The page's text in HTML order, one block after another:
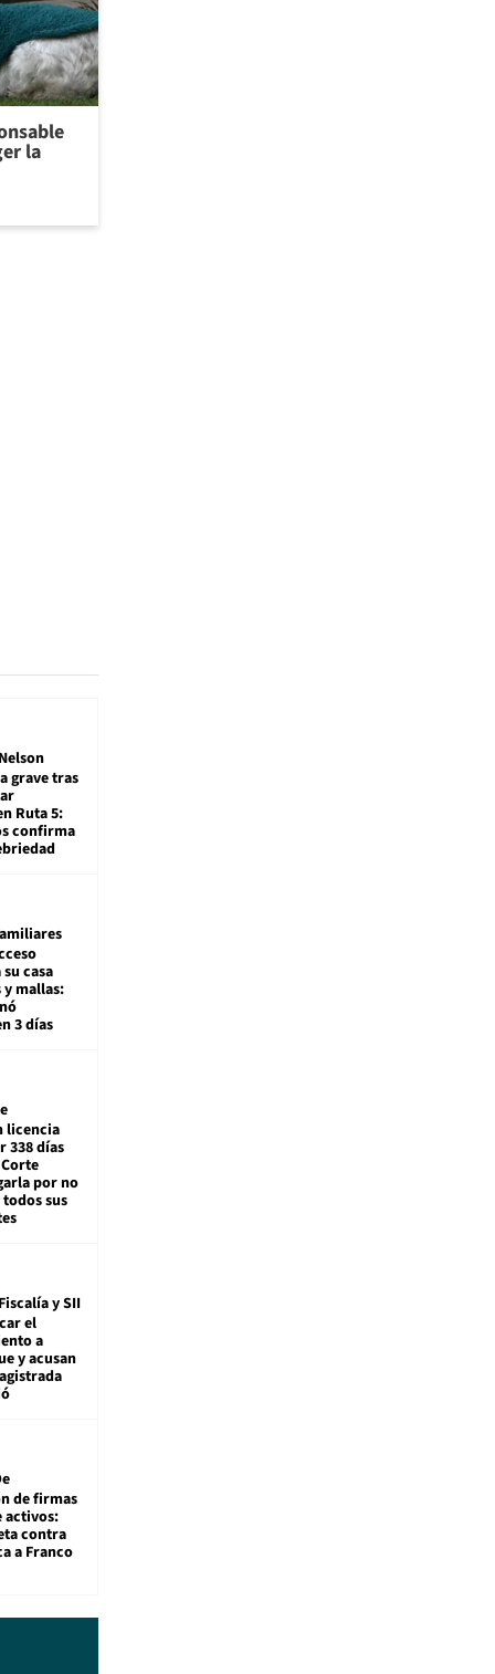
la
Nelson
grave tras
Ruta 5:
confirma
casa
mallas:
3 días
licencia
338 días
por no
sus
Fiscalía y SII
el
a
y acusan
de firmas
activos:
contra
a Franco